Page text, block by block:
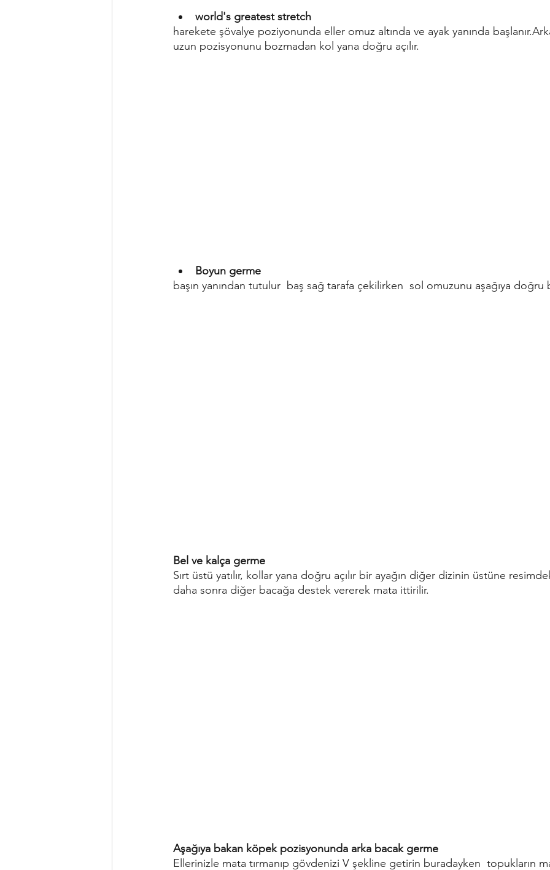
world's greatest stretch
harekete şövalye poziyonunda eller omuz altında ve ayak yanında
uzun pozisyonunu bozmadan kol yana doğru açılır.
Boyun germe
başın yanından tutulur  baş sağ tarafa çekilirken  sol omuzunu aşağıya doğru
Bel ve kalça germe
Sırt üstü yatılır, kollar yana doğru açılır bir ayağın diğer dizinin üstüne
daha sonra diğer bacağa destek vererek mata ittirilir.
Aşağıya bakan köpek pozisyonunda arka bacak germe
Ellerinizle mata tırmanıp gövdenizi V şekline getirin buradayken  topukların